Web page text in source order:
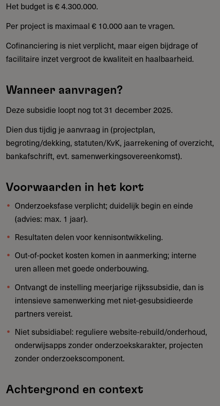
Het budget is € 4.300.000.
Per project is maximaal € 10.000 aan te vragen.
Cofinanciering is niet verplicht, maar eigen bijdrage of
facilitaire inzet vergroot de kwaliteit en haalbaarheid.
Wanneer aanvragen?
Deze subsidie loopt nog tot 31 december 2025.
Dien dus tijdig je aanvraag in (projectplan,
begroting/dekking, statuten/KvK, jaarrekening of overzicht,
bankafschrift, evt. samenwerkingsovereenkomst).
Voorwaarden in het kort
Onderzoeksfase verplicht; duidelijk begin en einde
(advies: max. 1 jaar).
Resultaten delen voor kennisontwikkeling.
Out-of-pocket kosten komen in aanmerking; interne
uren alleen met goede onderbouwing.
Ontvangt de instelling meerjarige rijkssubsidie, dan is
intensieve samenwerking met niet-gesubsidieerde
partners vereist.
Niet subsidiabel: reguliere website-rebuild/onderhoud,
onderwijsapps zonder onderzoekskarakter, projecten
zonder onderzoekscomponent.
Achtergrond en context